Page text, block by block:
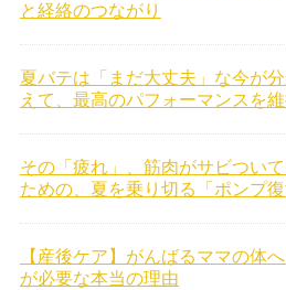
と経絡のつながり
夏バテは「まだ大丈夫」な今が
えて、最高のパフォーマンスを
その「疲れ」、筋肉がサビつい
ための、夏を乗り切る「ポンプ
【産後ケア】がんばるママの体
が必要な本当の理由